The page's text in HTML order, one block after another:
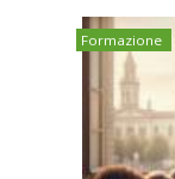
Formazione